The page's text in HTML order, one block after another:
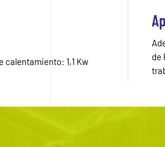
calentamiento: 1,1 Kw
de